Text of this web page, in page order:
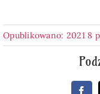
Opublikowano: 2021 8